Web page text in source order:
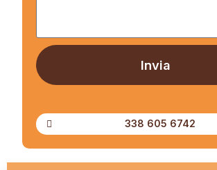
Invia
338 605 6742